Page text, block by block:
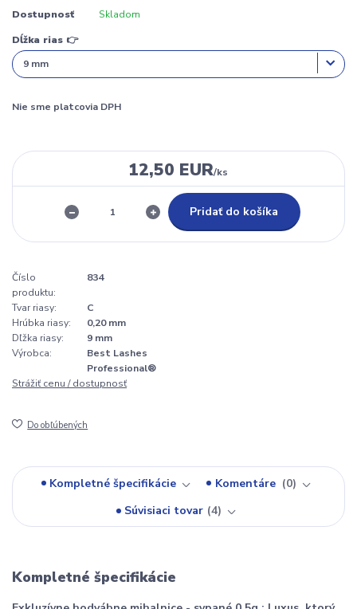
Dostupnosť Skladom
Dĺžka rias 👉
Nie sme platcovia DPH
12,50 EUR/ks
Pridať do košíka
Číslo
produktu:
834
Tvar riasy:
C
Hrúbka riasy:
0,20 mm
Dľžka riasy:
9 mm
Výrobca:
Best Lashes
Professional®
Strážiť cenu / dostupnosť
Do obľúbených
Kompletné špecifikácie Komentáre
0
Súvisiaci tovar 4
Kompletné špecifikácie